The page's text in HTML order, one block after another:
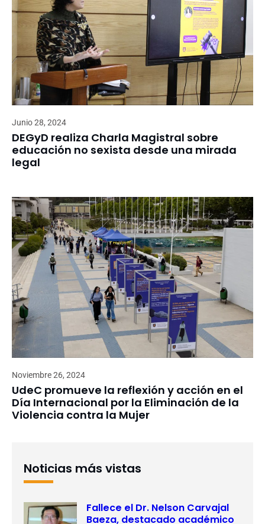
Junio 28, 2024
DEGyD realiza Charla Magistral sobre
educación no sexista desde una mirada
legal
Noviembre 26, 2024
UdeC promueve la reflexión y acción en el
Día Internacional por la Eliminación de la
Violencia contra la Mujer
Noticias más vistas
Fallece el Dr. Nelson Carvajal
Baeza, destacado académico